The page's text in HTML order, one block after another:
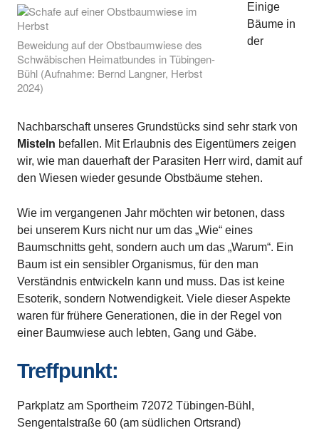
Beweidung auf der Obstbaumwiese des
Schwäbischen Heimatbundes in Tübingen-
Bühl (Aufnahme: Bernd Langner, Herbst
2024)
Einige
Bäume in
der
Nachbarschaft unseres Grundstücks sind sehr stark von
Misteln befallen. Mit Erlaubnis des Eigentümers zeigen
wir, wie man dauerhaft der Parasiten Herr wird, damit auf
den Wiesen wieder gesunde Obstbäume stehen.
Wie im vergangenen Jahr möchten wir betonen, dass
bei unserem Kurs nicht nur um das „Wie“ eines
Baumschnitts geht, sondern auch um das „Warum“. Ein
Baum ist ein sensibler Organismus, für den man
Verständnis entwickeln kann und muss. Das ist keine
Esoterik, sondern Notwendigkeit. Viele dieser Aspekte
waren für frühere Generationen, die in der Regel von
einer Baumwiese auch lebten, Gang und Gäbe.
Treffpunkt:
Parkplatz am Sportheim 72072 Tübingen-Bühl,
Sengentalstraße 60 (am südlichen Ortsrand)